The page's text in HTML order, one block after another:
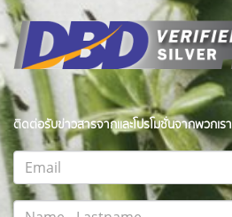
ติดต่อรับข่าวสารจากและโปรโมชั่นจากพวกเรา